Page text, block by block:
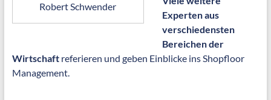
Robert Schwender
Experten aus
verschiedensten
Bereichen der
Wirtschaft referieren und geben Einblicke ins Shopfloor
Management.